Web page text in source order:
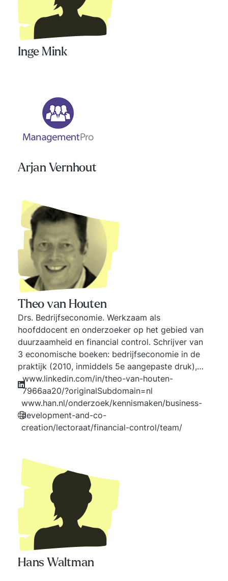
Inge Mink
Arjan Vernhout
Theo van Houten
Drs. Bedrijfseconomie. Werkzaam als
hoofddocent en onderzoeker op het gebied van
duurzaamheid en financial control. Schrijver van
3 economische boeken: bedrijfseconomie in de
praktijk (2010, inmiddels 5e aangepaste druk),
Financial control van projecten (2013, inmiddels
2e druk) en Duurzame bedrijfsvoering (2019).
Tevens auteur van een groot aantal
bedrijfseconomische publicaties.
www.linkedin.com/in/theo-van-houten-
7966aa20/?originalSubdomain=nl
www.han.nl/onderzoek/kennismaken/business-
development-and-co-
creation/lectoraat/financial-control/team/
Hans Waltman